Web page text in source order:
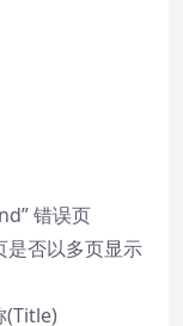
错误页
否以多页显示
(Title)